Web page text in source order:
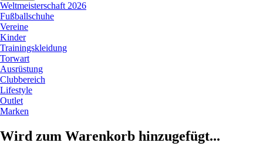
Weltmeisterschaft 2026
Fußballschuhe
Vereine
Kinder
Trainingskleidung
Torwart
Ausrüstung
Clubbereich
Lifestyle
Outlet
Marken
Wird zum Warenkorb hinzugefügt...